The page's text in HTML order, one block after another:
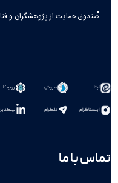
صندوق حمایت از پژوهشگران و
ایتا سروش روبیکا
اینستاگرام تلگرام
تماس با ما